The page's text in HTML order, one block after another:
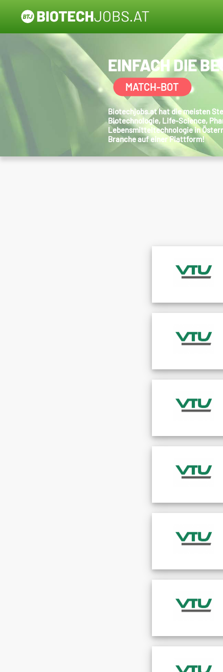
EINFACH DIE
MATCH-BOT
Biotechjobs.at hat die meisten
Biotechnologie, Life-Science,
Lebensmitteltechnologie in
Branche auf einer Plattform!